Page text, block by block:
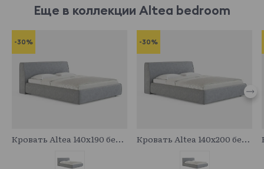
Еще в коллекции Altea bedroom
-30%
Кровать Altea 140x190 без основания и подъемного механизма
-30%
Кровать Altea 140x200 без основания и подъемного механизма